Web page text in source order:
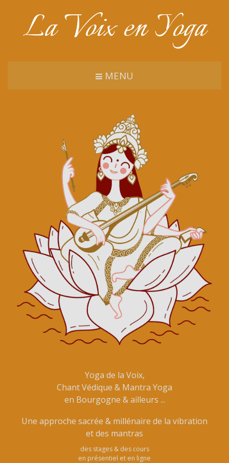
La Voix en Yoga
MENU
Yoga de la Voix,
Chant Védique & Mantra Yoga
en Bourgogne & ailleurs ...
Une approche sacrée & millénaire de la vibration
et des mantras
des stages & des cours
en présentiel et en ligne